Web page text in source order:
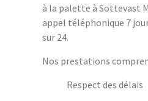
à la palette à Sottevast
appel téléphonique 7
sur 24.
Nos prestations
Respect des délais